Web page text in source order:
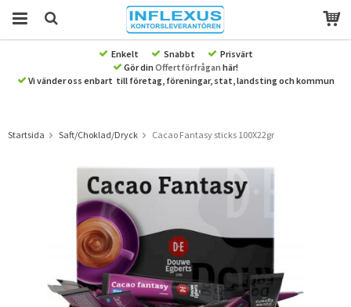
Produkten har blivit tillagd i varukorgen
Enkelt Snabbt
Prisvärt
Gör din Offertförfrågan här!
Vi vänder oss enbart till företag, föreningar, stat, landsting och kommun
Startsida Saft/Choklad/Dryck Cacao Fantasy sticks 100X22gr